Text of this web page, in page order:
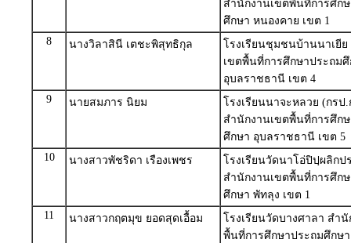
สำนักงานเขตพื้นที่การศึก
ศึกษา หนองคาย เขต 1
8
นางวิลาสินี เตชะพิสุทธิกุล
โรงเรียนชุมชนบ้านนาเยี
เขตพื้นที่การศึกษาประถม
อุบลราชธานี เขต 4
9
นายสมภาร นิยม
โรงเรียนนาจะหลวย (กรป
สำนักงานเขตพื้นที่การศึก
ศึกษา อุบลราชธานี เขต 5
10
นางสาวพัชริดา เรืองเพชร
โรงเรียนวัดนาโอ่ปิปฺผลิกป
สำนักงานเขตพื้นที่การศึก
ศึกษา พัทลุง เขต 1
11
นางสาวกฤตมุข ยอดสุดเอื้อม
โรงเรียนวัดบางศาลา สำ
พื้นที่การศึกษาประถมศึกษ